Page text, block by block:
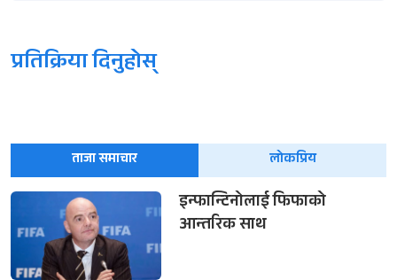
प्रतिक्रिया दिनुहोस्
ताजा समाचार लोकप्रिय
इन्फान्टिनोलाई फिफाको
आन्तरिक साथ